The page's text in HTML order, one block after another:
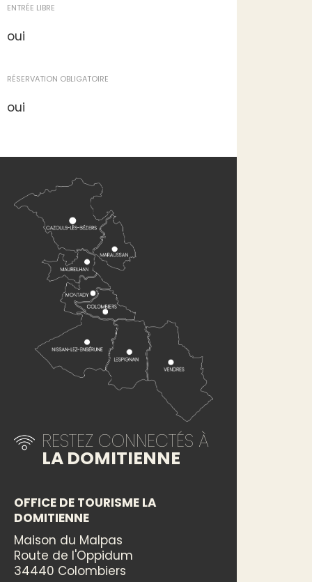
ENTRÉE LIBRE
oui
RÉSERVATION OBLIGATOIRE
oui
RESTEZ CONNECTÉS À
LA DOMITIENNE
OFFICE DE TOURISME LA
DOMITIENNE
Maison du Malpas
Route de l'Oppidum
34440 Colombiers